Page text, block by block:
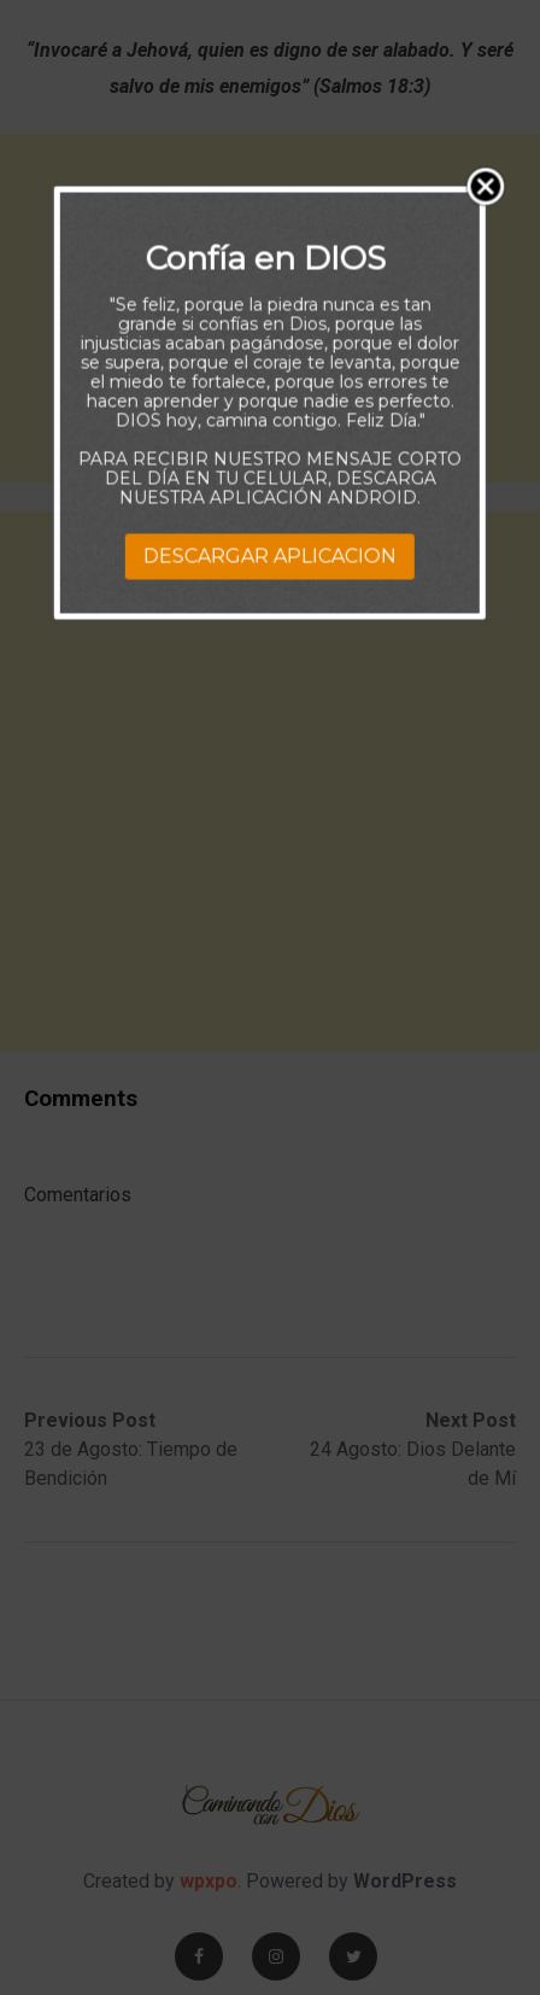
“Invocaré a Jehová, quien es digno de ser alabado. Y seré
salvo de mis enemigos” (Salmos 18:3)
Comments
Comentarios
Post
navigation
Previous Post
Previous
post:23 de Agosto: Tiempo de
Bendición
Next Post
Next
post:
24 Agosto: Dios Delante
de Mí
Created by wpxpo. Powered by WordPress
Confía en DIOS
"Se feliz, porque la piedra nunca es tan
grande si confías en Dios, porque las
injusticias acaban pagándose, porque el dolor
se supera, porque el coraje te levanta, porque
el miedo te fortalece, porque los errores te
hacen aprender y porque nadie es perfecto.
DIOS hoy, camina contigo. Feliz Día."
PARA RECIBIR NUESTRO MENSAJE CORTO
DEL DÍA EN TU CELULAR, DESCARGA
NUESTRA APLICACIÓN ANDROID.
DESCARGAR APLICACION